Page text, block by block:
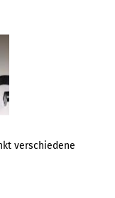
verschiedene